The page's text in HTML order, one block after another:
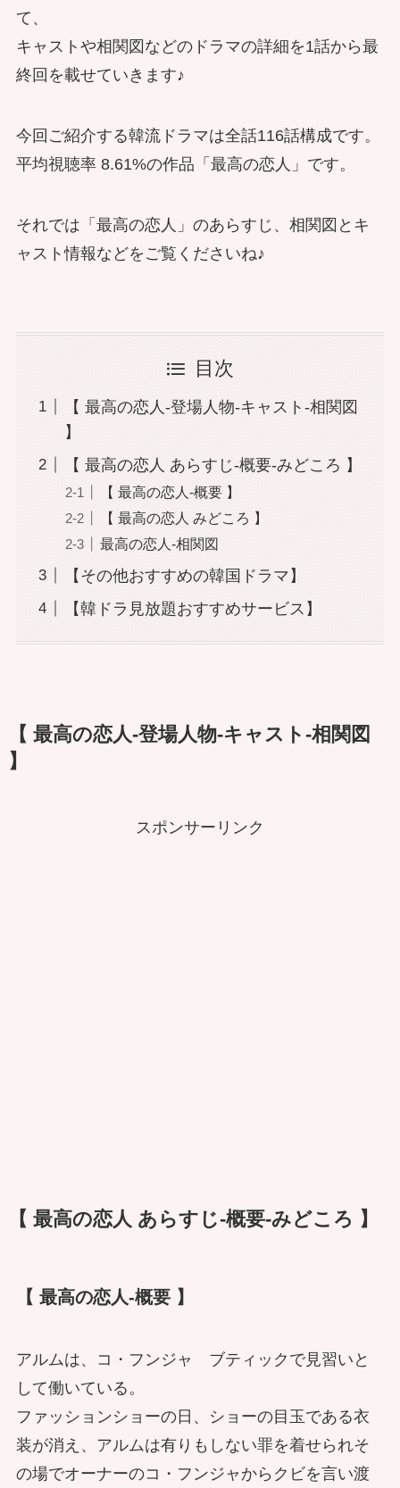
て、
キャストや相関図などのドラマの詳細を1話から最
終回を載せていきます♪
今回ご紹介する韓流ドラマは全話116話構成です。
平均視聴率 8.61%の作品「最高の恋人」です。
それでは「最高の恋人」のあらすじ、相関図とキ
ャスト情報などをご覧くださいね♪
目次
【 最高の恋人-登場人物-キャスト-相関図
】
【 最高の恋人 あらすじ-概要-みどころ 】
【 最高の恋人-概要 】
【 最高の恋人 みどころ 】
最高の恋人-相関図
【その他おすすめの韓国ドラマ】
【韓ドラ見放題おすすめサービス】
【 最高の恋人-登場人物-キャスト-相関図
】
スポンサーリンク
【 最高の恋人 あらすじ-概要-みどころ 】
【 最高の恋人-概要 】
アルムは、コ・フンジャ ブティックで見習いと
して働いている。
ファッションショーの日、ショーの目玉である衣
装が消え、アルムは有りもしない罪を着せられそ
の場でオーナーのコ・フンジャからクビを言い渡